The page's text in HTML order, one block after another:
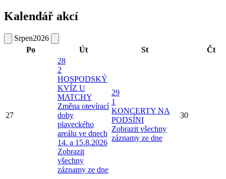
Kalendář akcí
Srpen2026
Po
Út St Čt
27
28
2
HOSPODSKÝ
KVÍZ U
MATCHY
Změna otevírací
doby
plaveckého
areálu ve dnech
14. a 15.8.2026
Zobrazit
všechny
záznamy ze dne
29
1
KONCERTY NA
PODSÍNI
Zobrazit všechny
záznamy ze dne
30